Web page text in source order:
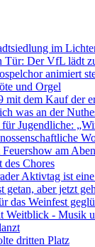
im
Tür: Der VfL lädt
animiert
und Orgel
mit dem Kauf der
was an der
Jugendliche:
am
des Chores
Aktivtag ist
getan, aber jetzt
das Weinfest
Weitblick - Musik
dritten Platz